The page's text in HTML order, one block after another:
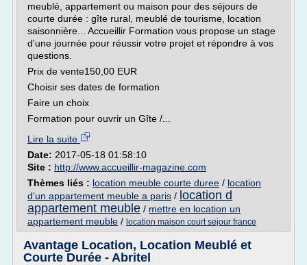
meublé, appartement ou maison pour des séjours de
courte durée : gîte rural, meublé de tourisme, location
saisonnière... Accueillir Formation vous propose un stage
d'une journée pour réussir votre projet et répondre à vos
questions.
Prix de vente150,00 EUR
Choisir ses dates de formation
Faire un choix
Formation pour ouvrir un Gîte /...
Lire la suite
Date: 2017-05-18 01:58:10
Site : http://www.accueillir-magazine.com
Thèmes liés : location meuble courte duree / location
d'un appartement meuble a paris / location d
appartement meuble / mettre en location un
appartement meuble / location maison court sejour france
Avantage Location, Location Meublé et
Courte Durée - Abritel